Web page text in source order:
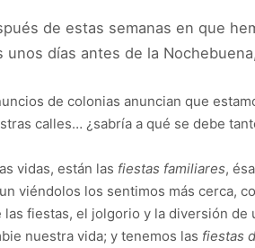
de estas semanas en que
unos días antes de la
de colonias anuncian que
calles… ¿sabría a qué se debe
vidas, están las fiestas familiares,
viéndolos los sentimos más cerca,
las fiestas, el jolgorio y la diversión
nuestra vida; y tenemos las fiestas